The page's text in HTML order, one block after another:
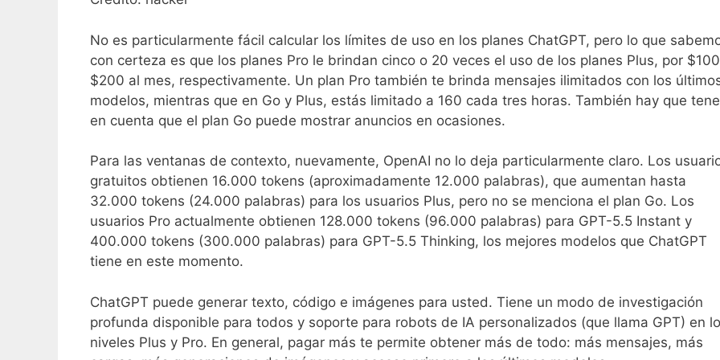
No es particularmente fácil calcular los límites de uso en los planes ChatGPT, pero lo que
con certeza es que los planes Pro le brindan cinco o 20 veces el uso de los planes Plus, por
$200 al mes, respectivamente. Un plan Pro también te brinda mensajes ilimitados con los
modelos, mientras que en Go y Plus, estás limitado a 160 cada tres horas. También hay que
en cuenta que el plan Go puede mostrar anuncios en ocasiones.
Para las ventanas de contexto, nuevamente, OpenAI no lo deja particularmente claro. Los
gratuitos obtienen 16.000 tokens (aproximadamente 12.000 palabras), que aumentan hasta
32.000 tokens (24.000 palabras) para los usuarios Plus, pero no se menciona el plan Go. Los
usuarios Pro actualmente obtienen 128.000 tokens (96.000 palabras) para GPT-5.5 Instant y
400.000 tokens (300.000 palabras) para GPT-5.5 Thinking, los mejores modelos que ChatGPT
tiene en este momento.
ChatGPT puede generar texto, código e imágenes para usted. Tiene un modo de investigación
profunda disponible para todos y soporte para robots de IA personalizados (que llama GPT) en
niveles Plus y Pro. En general, pagar más te permite obtener más de todo: más mensajes, más